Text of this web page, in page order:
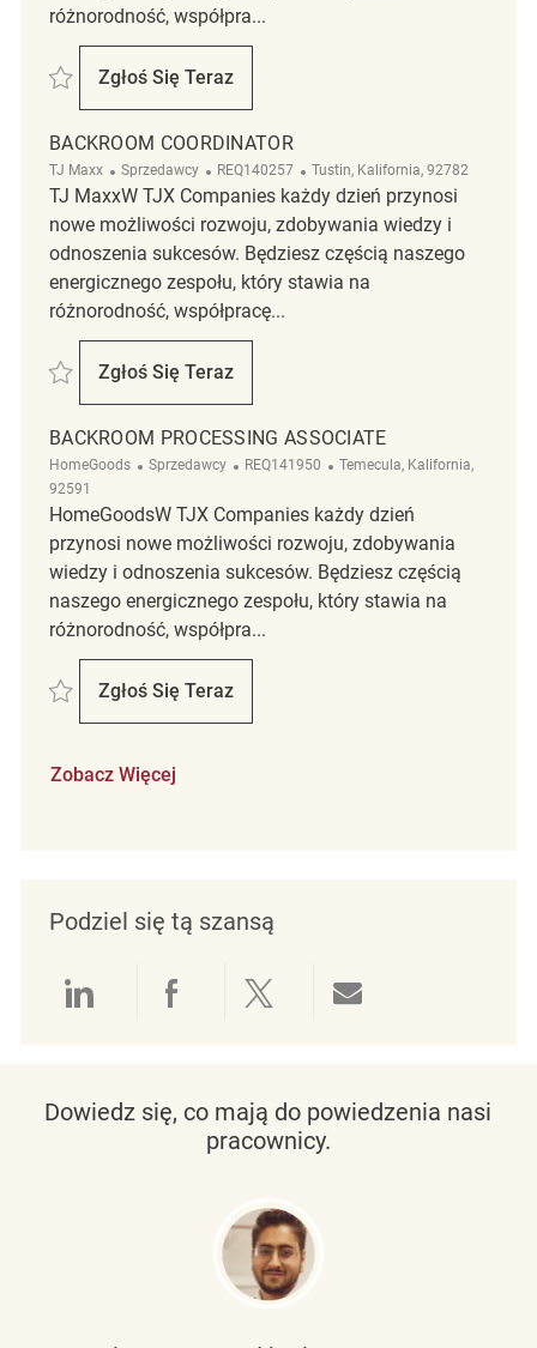
różnorodność, współpra...
Zapisać Backroom Processing Associate REQ141288
Zgłoś Się Teraz
Backroom Processing Associate
BACKROOM COORDINATOR
TJ Maxx Kategoria
Sprzedawcy ReqId
REQ140257 Lokalizacja
Tustin, Kalifornia, 92782
TJ MaxxW TJX Companies każdy dzień przynosi
nowe możliwości rozwoju, zdobywania wiedzy i
odnoszenia sukcesów. Będziesz częścią naszego
energicznego zespołu, który stawia na
różnorodność, współpracę...
Zapisać Backroom coordinator REQ140257
Zgłoś Się Teraz
Backroom Coordinator
BACKROOM PROCESSING ASSOCIATE
HomeGoods Kategoria
Sprzedawcy ReqId
REQ141950 Lokalizacja
Temecula, Kalifornia,
92591
HomeGoodsW TJX Companies każdy dzień
przynosi nowe możliwości rozwoju, zdobywania
wiedzy i odnoszenia sukcesów. Będziesz częścią
naszego energicznego zespołu, który stawia na
różnorodność, współpra...
Zapisać Backroom Processing Associate REQ141950
Zgłoś Się Teraz
Backroom Processing Associate
Zobacz Więcej
Podziel się tą szansą
Udostępnianie przez LinkedIn
Udostępnianie przez
Udostępnij przez
Dowiedz się, co mają do powiedzenia nasi
pracownicy.